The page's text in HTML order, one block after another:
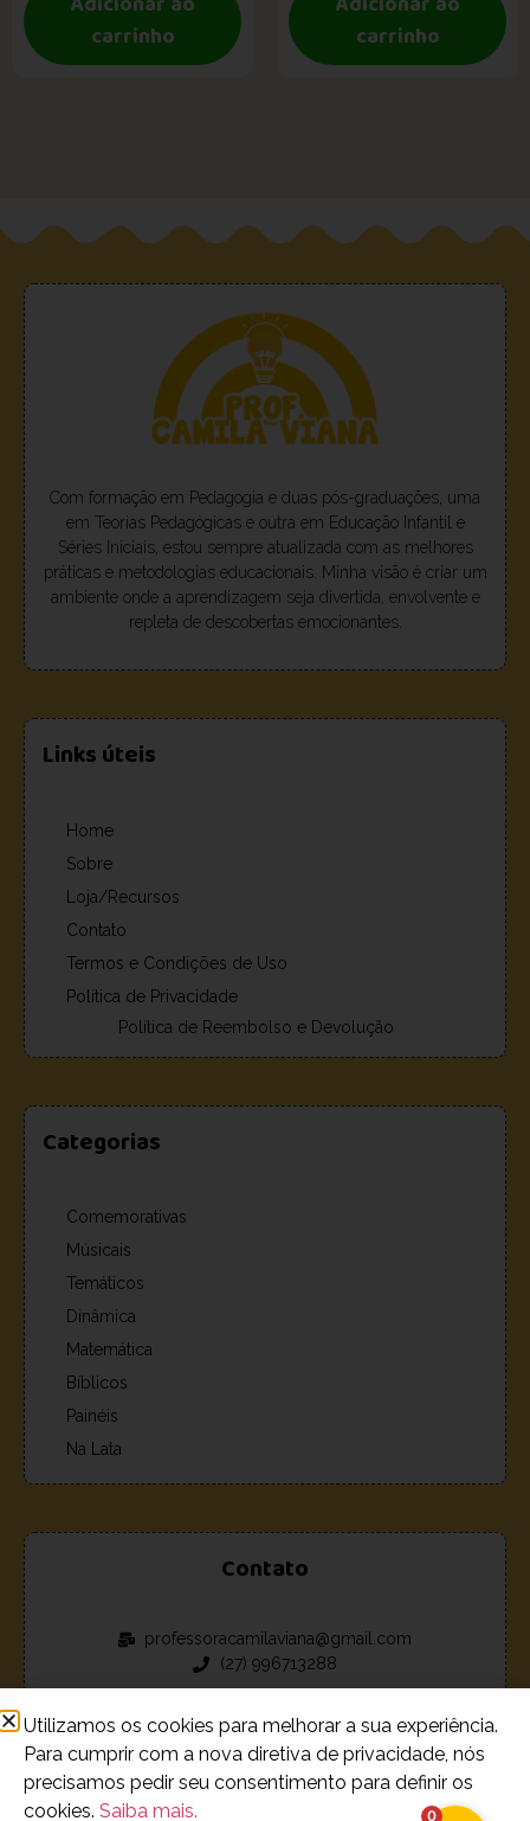
carrinho
carrinho
Com formação em Pedagogia e duas pós-graduações, uma
em Teorias Pedagógicas e outra em Educação Infantil e
Séries Iniciais, estou sempre atualizada com as melhores
práticas e metodologias educacionais. Minha visão é criar um
ambiente onde a aprendizagem seja divertida, envolvente e
repleta de descobertas emocionantes.
Links úteis
Home
Sobre
Loja/Recursos
Contato
Termos e Condições de Uso
Política de Privacidade
Política de Reembolso e Devolução
Categorias
Comemorativas
Músicais
Temáticos
Dinâmica
Matemática
Bíblicos
Painéis
Na Lata
Contato
professoracamilaviana@gmail.com
(27) 996713288
© 2023 - 2026 Loja de recursos estudantis Camila Viana.
0
Utilizamos os cookies para melhorar a sua experiência.
Para cumprir com a nova diretiva de privacidade, nós
precisamos pedir seu consentimento para definir os
cookies. Saiba mais.